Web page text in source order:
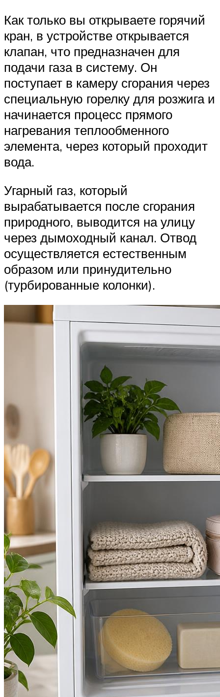
Как только вы открываете горячий
кран, в устройстве открывается
клапан, что предназначен для
подачи газа в систему. Он
поступает в камеру сгорания через
специальную горелку для розжига и
начинается процесс прямого
нагревания теплообменного
элемента, через который проходит
вода.
Угарный газ, который
вырабатывается после сгорания
природного, выводится на улицу
через дымоходный канал. Отвод
осуществляется естественным
образом или принудительно
(турбированные колонки).